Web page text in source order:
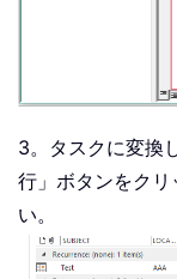
3。タスクに変換
行」ボタンをク
い。